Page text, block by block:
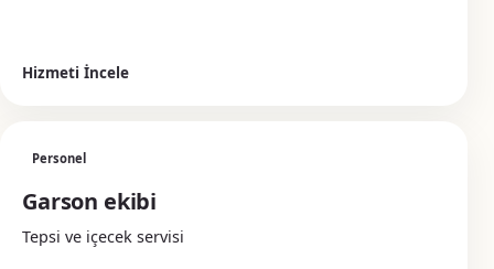
Hizmeti İncele
Personel
Garson ekibi
Tepsi ve içecek servisi